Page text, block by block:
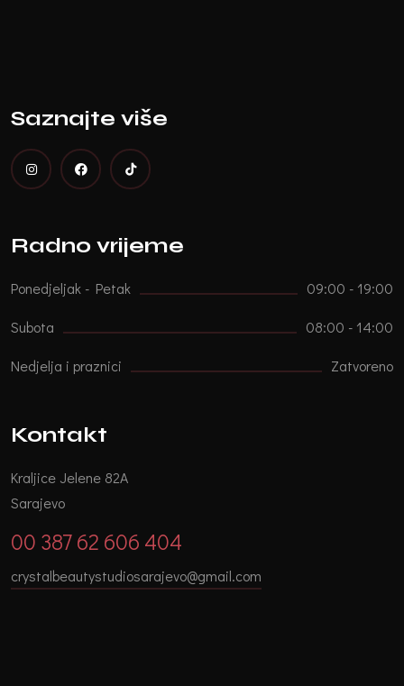
Saznajte više
Radno vrijeme
Ponedjeljak - Petak 09:00 - 19:00
Subota 08:00 - 14:00
Nedjelja i praznici Zatvoreno
Kontakt
Kraljice Jelene 82A
Sarajevo
00 387 62 606 404
crystalbeautystudiosarajevo@gmail.com